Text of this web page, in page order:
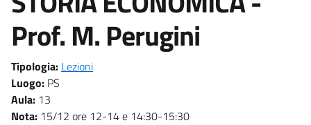
Prof. M. Perugini
Tipologia: Lezioni
Luogo: PS
Aula: 13
Nota: 15/12 ore 12-14 e 14:30-15:30